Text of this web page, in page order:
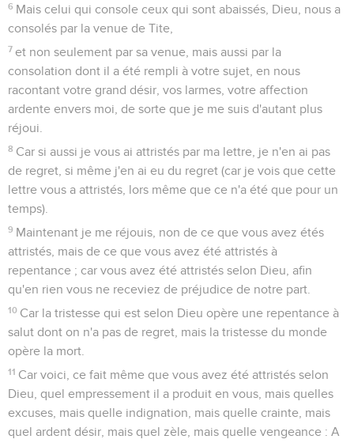
6 Mais celui qui console ceux qui sont abaissés, Dieu, nous a
consolés par la venue de Tite,
7 et non seulement par sa venue, mais aussi par la
consolation dont il a été rempli à votre sujet, en nous
racontant votre grand désir, vos larmes, votre affection
ardente envers moi, de sorte que je me suis d'autant plus
réjoui.
8 Car si aussi je vous ai attristés par ma lettre, je n'en ai pas
de regret, si même j'en ai eu du regret (car je vois que cette
lettre vous a attristés, lors même que ce n'a été que pour un
temps).
9 Maintenant je me réjouis, non de ce que vous avez étés
attristés, mais de ce que vous avez été attristés à
repentance ; car vous avez été attristés selon Dieu, afin
qu'en rien vous ne receviez de préjudice de notre part.
10 Car la tristesse qui est selon Dieu opère une repentance à
salut dont on n'a pas de regret, mais la tristesse du monde
opère la mort.
11 Car voici, ce fait même que vous avez été attristés selon
Dieu, quel empressement il a produit en vous, mais quelles
excuses, mais quelle indignation, mais quelle crainte, mais
quel ardent désir, mais quel zèle, mais quelle vengeance : A